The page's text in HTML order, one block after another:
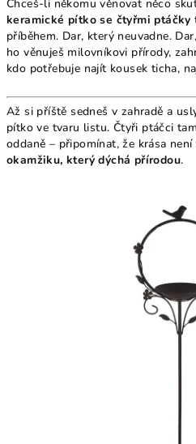
Chceš-li někomu věnovat něco
keramické pítko se čtyřmi ptáčky
příběhem. Dar, který neuvadne.
ho věnuješ milovníkovi přírody,
kdo potřebuje najít kousek ticha,
Až si příště sedneš v zahradě a
pítko ve tvaru listu. Čtyři ptáčci
oddaně – připomínat, že krása
okamžiku, který dýchá přírodou.